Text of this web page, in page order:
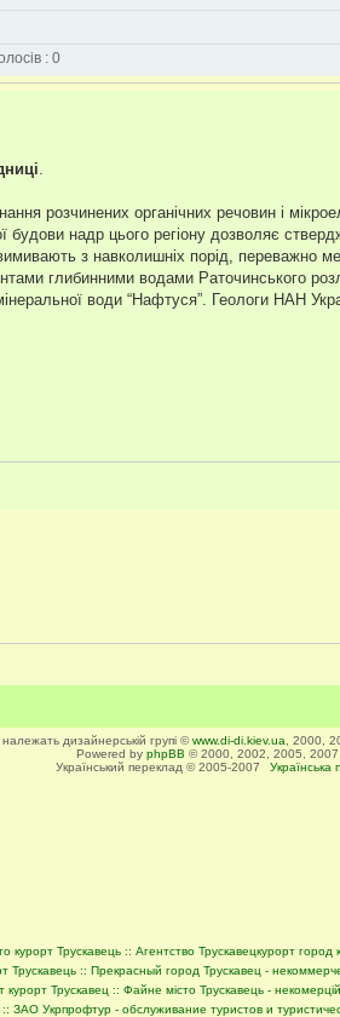
: 0
розчинених органічних речовин і
будови надр цього регіону дозволяє
з навколишніх порід, переважно
глибинними водами Раточинського
води “Нафтуся”. Геологи НАН
належать дизайнерській групі ©www.di-di.kiev.ua , 2000,
Powered by phpBB © 2000, 2002, 2005,
Український переклад © 2005-2007
Українська